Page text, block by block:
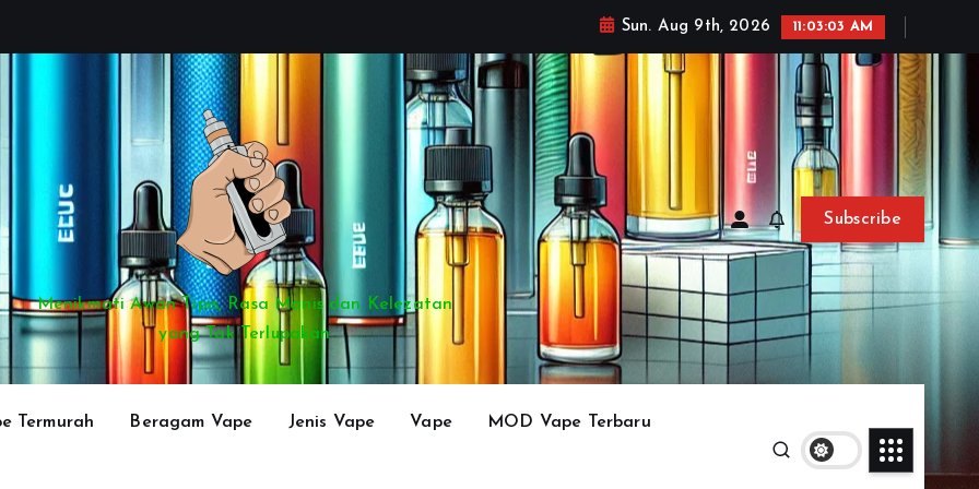
Sun. Aug 9th, 2026 11:03:06 AM
Menikmati Awan Tipis, Rasa Manis dan Kelezatan
yang Tak Terlupakan
Subscribe
Termurah Beragam Vape Jenis Vape Vape MOD Vape Terbaru